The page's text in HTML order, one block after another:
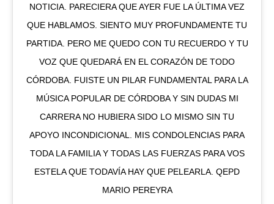
NOTICIA. PARECIERA QUE AYER FUE LA ÚLTIMA VEZ
QUE HABLAMOS. SIENTO MUY PROFUNDAMENTE TU
PARTIDA. PERO ME QUEDO CON TU RECUERDO Y TU
VOZ QUE QUEDARÁ EN EL CORAZÓN DE TODO
CÓRDOBA. FUISTE UN PILAR FUNDAMENTAL PARA LA
MÚSICA POPULAR DE CÓRDOBA Y SIN DUDAS MI
CARRERA NO HUBIERA SIDO LO MISMO SIN TU
APOYO INCONDICIONAL. MIS CONDOLENCIAS PARA
TODA LA FAMILIA Y TODAS LAS FUERZAS PARA VOS
ESTELA QUE TODAVÍA HAY QUE PELEARLA. QEPD
MARIO PEREYRA